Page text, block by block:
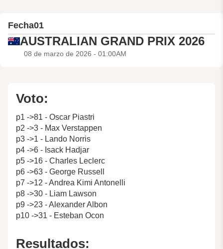
Fecha01
AUSTRALIAN GRAND PRIX 2026
08 de marzo de 2026 - 01:00AM
Voto:
p1 ->81 - Oscar Piastri
p2 ->3 - Max Verstappen
p3 ->1 - Lando Norris
p4 ->6 - Isack Hadjar
p5 ->16 - Charles Leclerc
p6 ->63 - George Russell
p7 ->12 - Andrea Kimi Antonelli
p8 ->30 - Liam Lawson
p9 ->23 - Alexander Albon
p10 ->31 - Esteban Ocon
Resultados: